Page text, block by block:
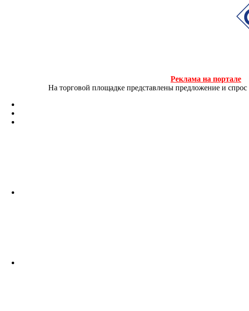
Реклама на портале
На торговой площадке представлены предложение и